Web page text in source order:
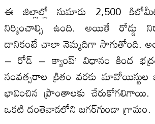
ఈ జిల్లాల్లో సుమారు 2,500
నిర్మించాల్సి ఉంది. అయితే రోడ్డు
దానికంటే చాలా నెమ్మదిగా సాగుతోంది.
– రోడ్ – క్యాంప్’ విధానం కింద
సంవత్సరాల క్రితం వరకు
భావించిన ప్రాంతాలకు చేరుకోగలిగాయి.
ఒకటి దంతెవాడలోని జగర్‌గుండా గ్రామం.